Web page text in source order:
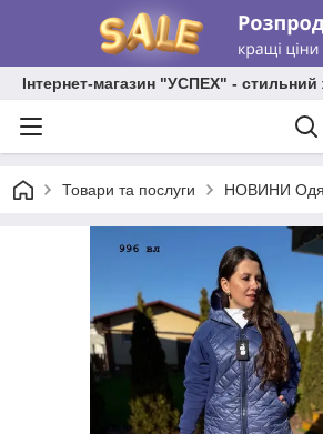
Інтернет-магазин "УСПЕХ" -
Товари та послуги НОВИНИ Одяг